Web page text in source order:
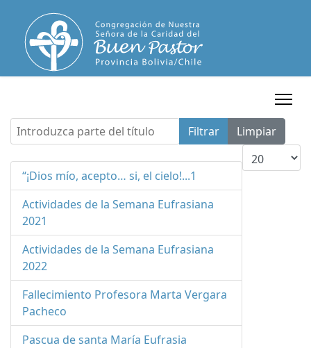
Introduzca parte del título Filtrar
Limpiar
Cantidad a
“¡Dios mío, acepto… si, el cielo!...1
Actividades de la Semana Eufrasiana
2021
Actividades de la Semana Eufrasiana
2022
Fallecimiento Profesora Marta Vergara
Pacheco
Pascua de santa María Eufrasia